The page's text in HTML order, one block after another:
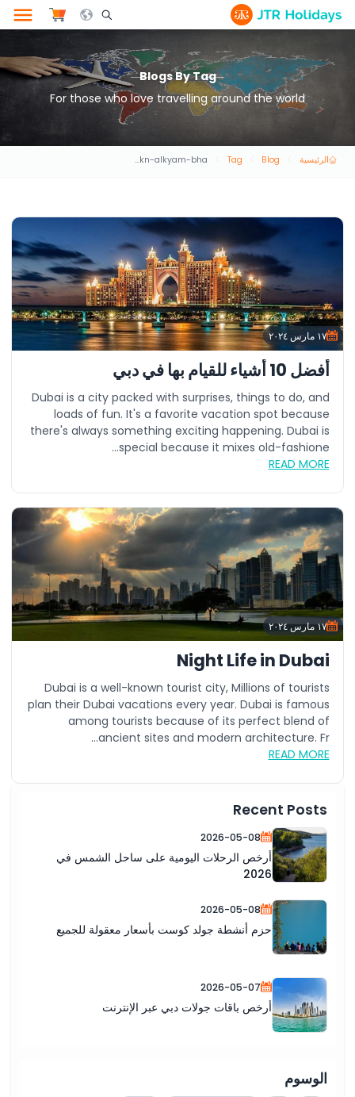
Search Opener Icon
Blogs By Tag
For those who love travelling around the world
الرئيسية Blog
Tag
ashyaaa-ymkn-alkyam-bha
١٧ مارس ٢٠٢٤
أفضل 10 أشياء للقيام بها في دبي
Dubai is a city packed with surprises, things to do, and
loads of fun. It's a favorite vacation spot because
there's always something exciting happening. Dubai is
special because it mixes old-fashione...
READ MORE
١٧ مارس ٢٠٢٤
Night Life in Dubai
Dubai is a well-known tourist city, Millions of tourists
plan their Dubai vacations every year. Dubai is famous
among tourists because of its perfect blend of
ancient sites and modern architecture. Fr...
READ MORE
Recent Posts
2026-05-08
أرخص الرحلات اليومية على ساحل الشمس في
2026
2026-05-08
حزم أنشطة جولد كوست بأسعار معقولة للجميع
2026-05-07
أرخص باقات جولات دبي عبر الإنترنت
الوسوم